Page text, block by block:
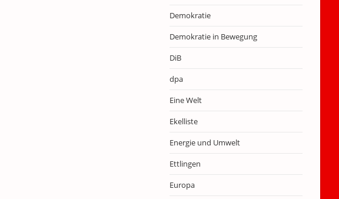
Demokratie
Demokratie in Bewegung
DiB
dpa
Eine Welt
Ekelliste
Energie und Umwelt
Ettlingen
Europa